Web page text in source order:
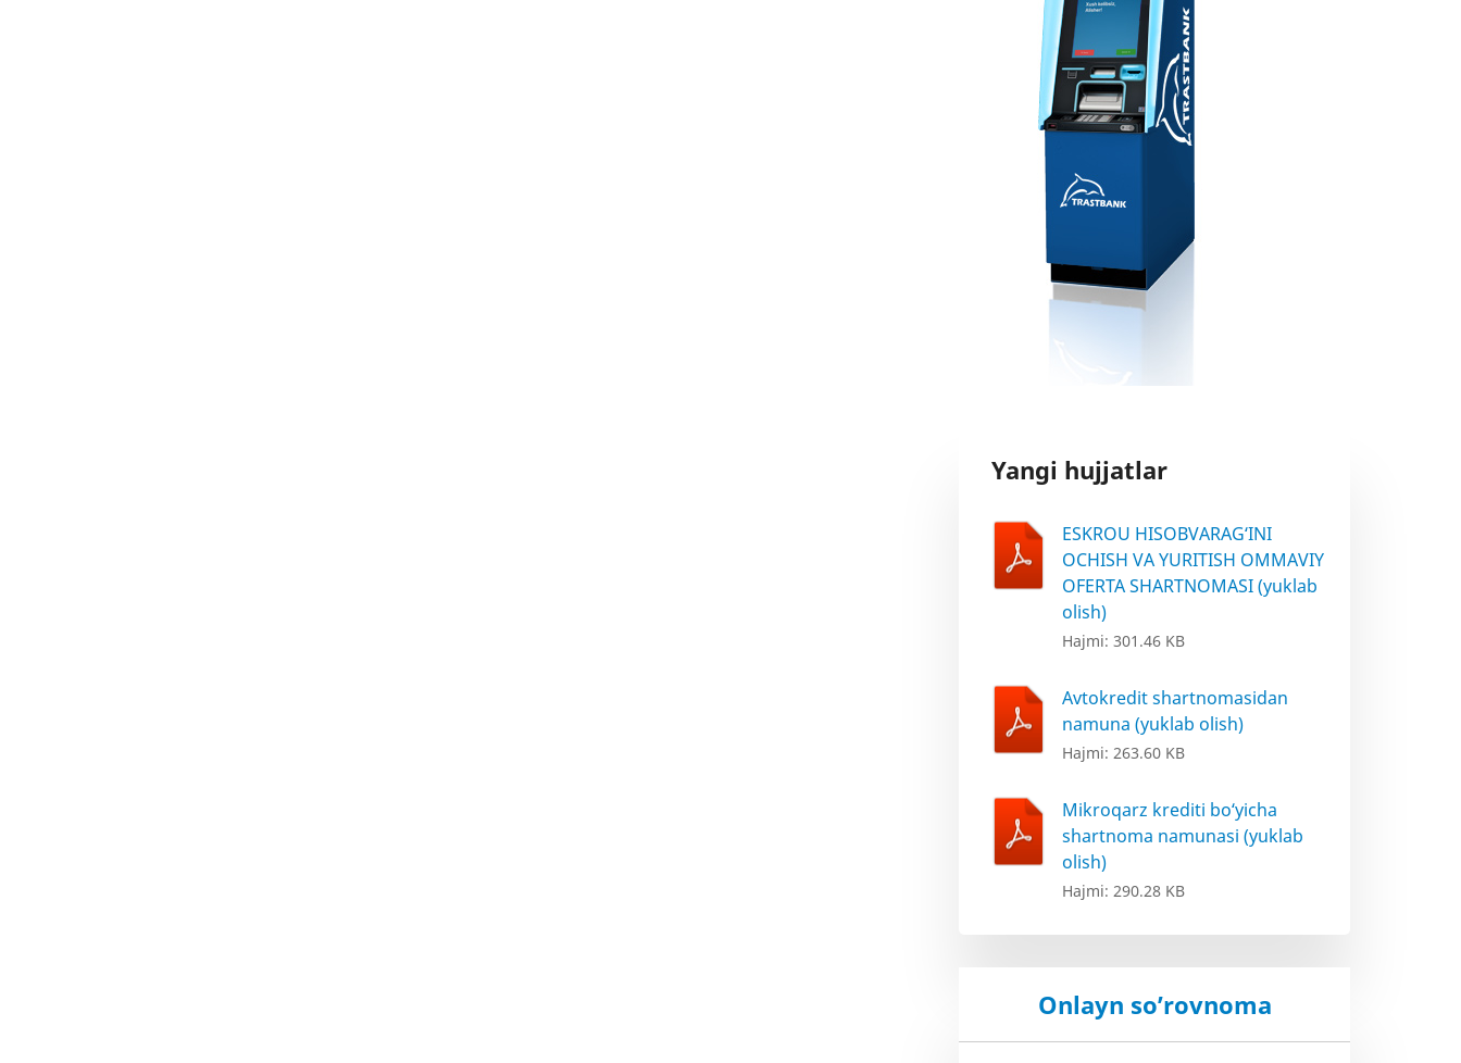
Yangi hujjatlar
ESKROU HISOBVARAG‘INI
OCHISH VA YURITISH OMMAVIY
OFERTA SHARTNOMASI (yuklab
olish)
Hajmi: 301.46 KB
Avtokredit shartnomasidan
namuna (yuklab olish)
Hajmi: 263.60 KB
Mikroqarz krediti bo‘yicha
shartnoma namunasi (yuklab
olish)
Hajmi: 290.28 KB
Onlayn so’rovnoma